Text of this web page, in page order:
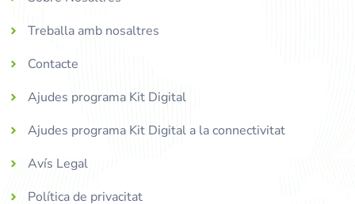
Treballa amb nosaltres
Contacte
Ajudes programa Kit Digital
Ajudes programa Kit Digital a la connectivitat
Avís Legal
Política de privacitat